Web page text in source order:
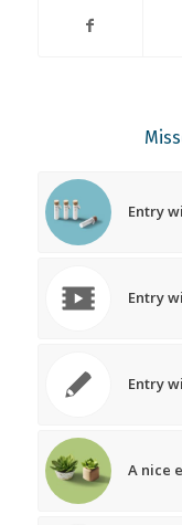
Entry
Entry
Entry
A nice